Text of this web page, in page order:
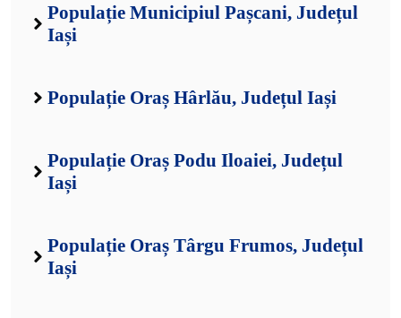
Populație Municipiul Pașcani, Județul
Iași
Populație Oraș Hârlău, Județul Iași
Populație Oraș Podu Iloaiei, Județul
Iași
Populație Oraș Târgu Frumos, Județul
Iași